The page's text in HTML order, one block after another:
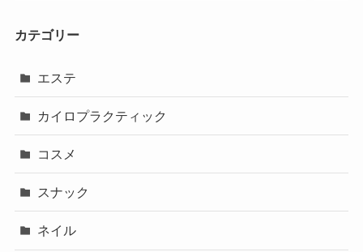
カテゴリー
エステ
カイロプラクティック
コスメ
スナック
ネイル